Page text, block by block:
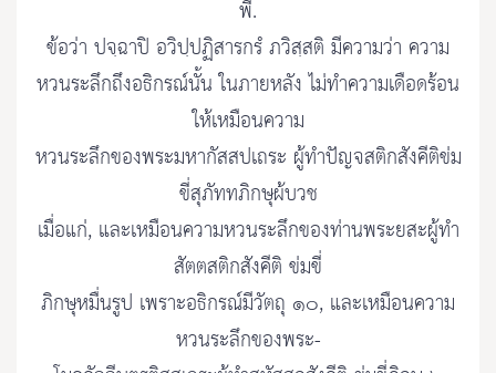
พี.
ข้อว่า ปจฺฉาปิ อวิปฺปฏิสารกรํ ภวิสฺสติ มีความว่า ความ
หวนระลึกถึงอธิกรณ์นั้น ในภายหลัง ไม่ทำความเดือดร้อน
ให้เหมือนความ
หวนระลึกของพระมหากัสสปเถระ ผู้ทำปัญจสติกสังคีติข่ม
ขี่สุภัททภิกษุผ้บวช
เมื่อแก่, และเหมือนความหวนระลึกของท่านพระยสะผู้ทำ
สัตตสติกสังคีติ ข่มขี่
ภิกษุหมื่นรูป เพราะอธิกรณ์มีวัตถุ ๑๐, และเหมือนความ
หวนระลึกของพระ-